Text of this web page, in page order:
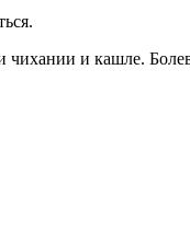
чихании и кашле.